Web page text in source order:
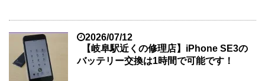
2026/07/12
【岐阜駅近くの修理店】iPhone SE3の
バッテリー交換は1時間で可能です！